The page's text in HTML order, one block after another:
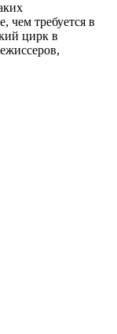
чем требуется в
цирк в